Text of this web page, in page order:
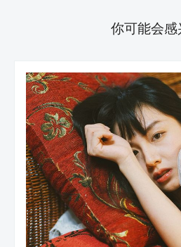
你可能会感